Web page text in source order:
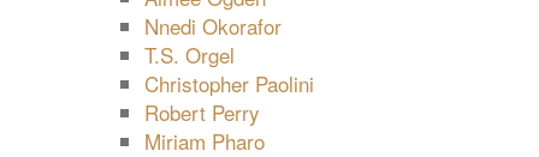
Nnedi Okorafor
T.S. Orgel
Christopher Paolini
Robert Perry
Miriam Pharo